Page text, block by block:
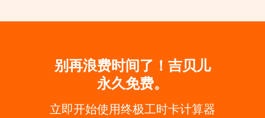
别再浪费时间了！吉贝儿
永久免费。
立即开始使用终极工时卡计算器